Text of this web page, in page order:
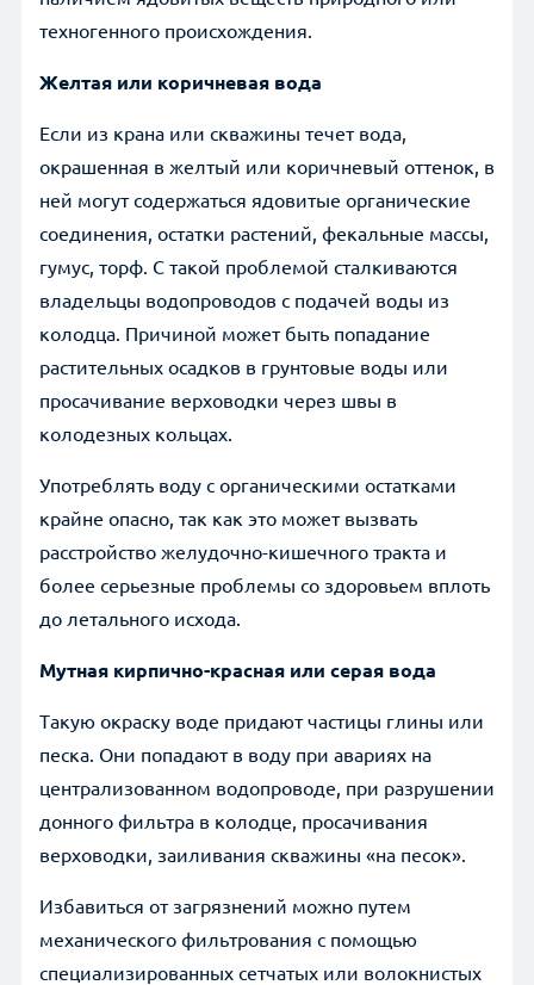
техногенного происхождения.
Желтая или коричневая вода
Если из крана или скважины течет вода,
окрашенная в желтый или коричневый оттенок, в
ней могут содержаться ядовитые органические
соединения, остатки растений, фекальные массы,
гумус, торф. С такой проблемой сталкиваются
владельцы водопроводов с подачей воды из
колодца. Причиной может быть попадание
растительных осадков в грунтовые воды или
просачивание верховодки через швы в
колодезных кольцах.
Употреблять воду с органическими остатками
крайне опасно, так как это может вызвать
расстройство желудочно-кишечного тракта и
более серьезные проблемы со здоровьем вплоть
до летального исхода.
Мутная кирпично-красная или серая вода
Такую окраску воде придают частицы глины или
песка. Они попадают в воду при авариях на
централизованном водопроводе, при разрушении
донного фильтра в колодце, просачивания
верховодки, заиливания скважины «на песок».
Избавиться от загрязнений можно путем
механического фильтрования с помощью
специализированных сетчатых или волокнистых